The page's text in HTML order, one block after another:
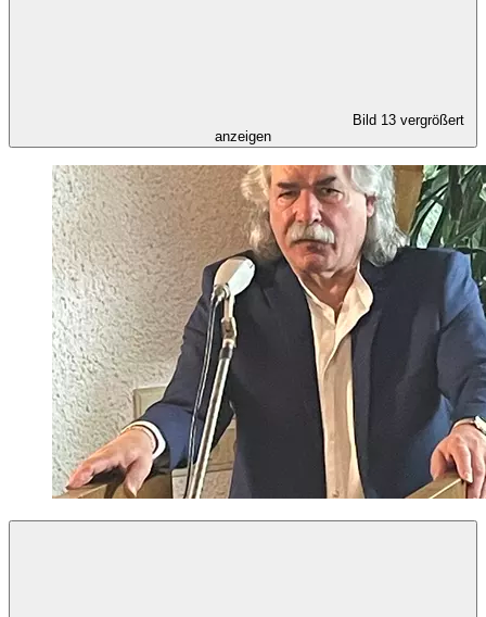
Bild 13 vergrößert
anzeigen